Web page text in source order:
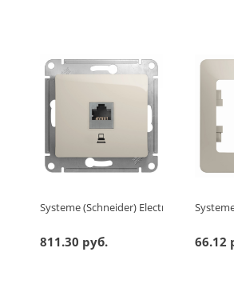
Systeme (Schneider) Electric GLOSSA
811.30 руб. 66.12